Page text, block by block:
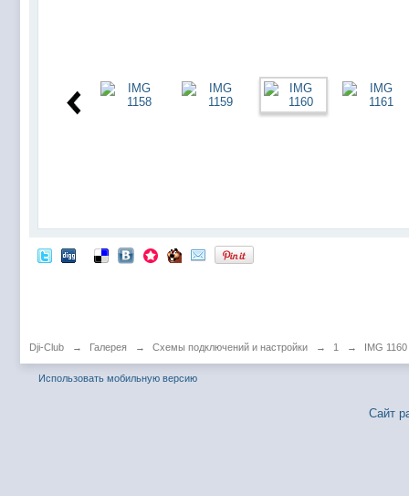
Dji-Club → Галерея → Схемы подключений и настройки → 1 → IMG 1160
Использовать мобильную версию
Сайт